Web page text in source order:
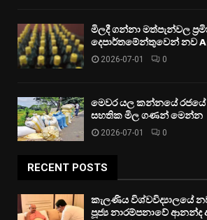
මිලදී ගන්නා මත්පැන්වල
දෙපාර්තමේන්තුවෙන් නව
2026-07-01 0
මෙවර යල කන්නයේ රජයේ
සහතික මිල ගණන් මෙන්න
2026-07-01 0
RECENT POSTS
කැලණිය විශ්වවිද්‍යාලයේ
පූජ්‍ය නාරම්පනාවේ